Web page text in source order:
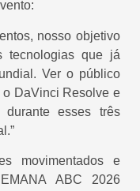
nosso objetivo
tecnologias que já
Ver o público
o DaVinci Resolve e
durante esses três
movimentados e
ABC 2026